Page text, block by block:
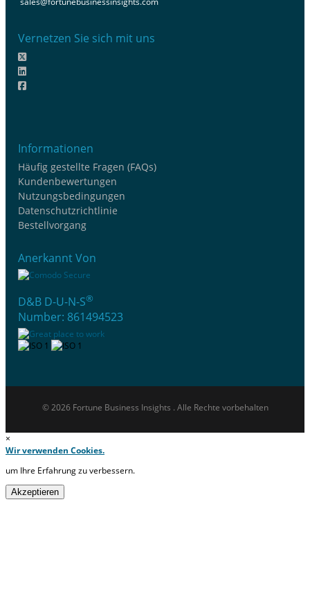
Vernetzen Sie sich mit uns
Informationen
Häufig gestellte Fragen (FAQs)
Kundenbewertungen
Nutzungsbedingungen
Datenschutzrichtlinie
Bestellvorgang
Anerkannt Von
D&B D-U-N-S®
Number: 861494523
© 2026 Fortune Business Insights . Alle Rechte vorbehalten
×
Wir verwenden Cookies.
um Ihre Erfahrung zu verbessern.
Akzeptieren